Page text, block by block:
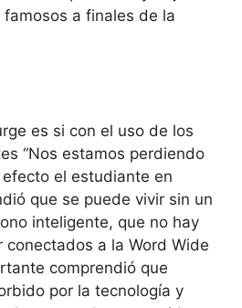
a finales de la
es si con el uso de los
“Nos estamos perdiendo
efecto el estudiante en
que se puede vivir sin un
inteligente, que no hay
a la Word Wide
comprendió que
por la tecnología y